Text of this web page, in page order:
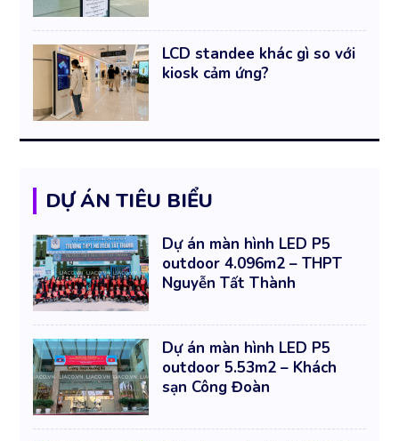
LCD standee khác gì so với
kiosk cảm ứng?
DỰ ÁN TIÊU BIỂU
Dự án màn hình LED P5
outdoor 4.096m2 – THPT
Nguyễn Tất Thành
Dự án màn hình LED P5
outdoor 5.53m2 – Khách
sạn Công Đoàn